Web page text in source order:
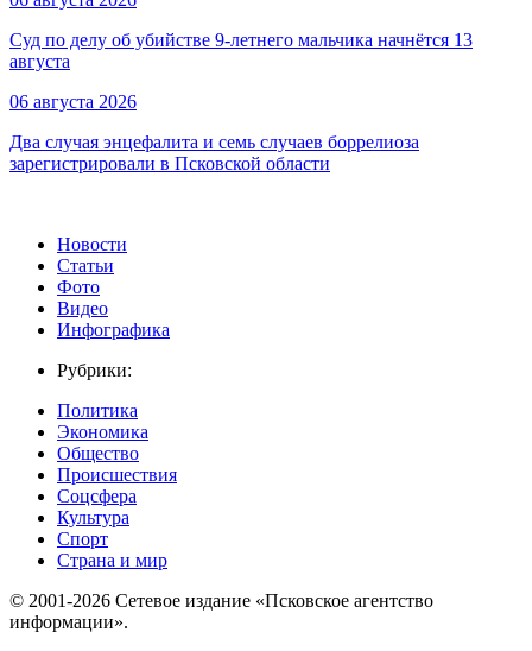
Суд по делу об убийстве 9-летнего мальчика начнётся 13
августа
06 августа 2026
Два случая энцефалита и семь случаев боррелиоза
зарегистрировали в Псковской области
Новости
Статьи
Фото
Видео
Инфографика
Рубрики:
Политика
Экономика
Общество
Происшествия
Соцсфера
Культура
Спорт
Страна и мир
© 2001-2026 Сетевое издание «Псковское агентство
информации».